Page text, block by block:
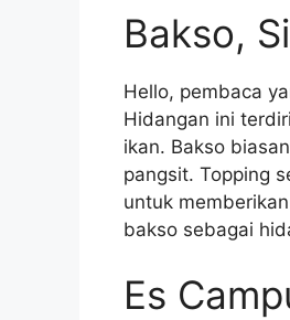
Bakso,
Hello, pembaca
Hidangan ini
ikan. Bakso
pangsit. Topping
untuk
bakso sebagai
Es